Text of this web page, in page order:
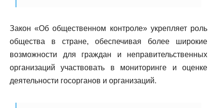
Закон «Об общественном контроле» укрепляет роль
общества в стране, обеспечивая более широкие
возможности для граждан и неправительственных
организаций участвовать в мониторинге и оценке
деятельности госорганов и организаций.